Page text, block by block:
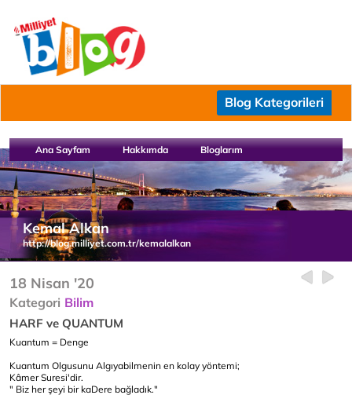
Blog Kategorileri
Ana Sayfam Hakkımda Bloglarım
Kemal Alkan
http://blog.milliyet.com.tr/kemalalkan
18 Nisan '20
Kategori Bilim
HARF ve QUANTUM
Kuantum = Denge
Kuantum Olgusunu Algıyabilmenin en kolay yöntemi;
Kâmer Suresi'dir.
" Biz her şeyi bir kaDere bağladık."